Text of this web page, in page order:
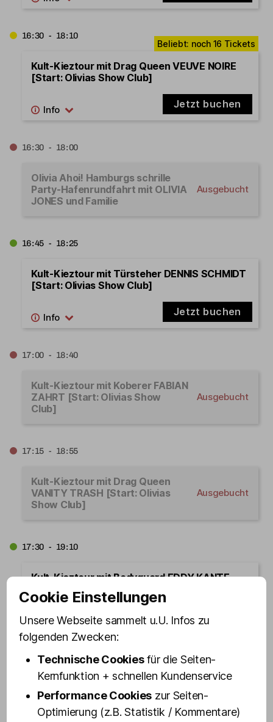
16:30 - 18:10
Kult-Kieztour mit Drag Queen VEUVE NOIRE
[Start: Olivias Show Club]
Jetzt buchen
16:30 - 18:00
Olivia Ahoi! Hamburgs schrille
Party-Hafenrundfahrt mit OLIVIA
JONES und Familie
Ausgebucht
16:45 - 18:25
Kult-Kieztour mit Türsteher DENNIS SCHMIDT
[Start: Olivias Show Club]
Jetzt buchen
17:00 - 18:40
Kult-Kieztour mit Koberer FABIAN
ZAHRT [Start: Olivias Show
Club]
Ausgebucht
17:15 - 18:55
Kult-Kieztour mit Drag Queen
VANITY TRASH [Start: Olivias
Show Club]
Ausgebucht
17:30 - 19:10
Kult-Kieztour mit Bodyguard EDDY KANTE
[Start: Olivias Show Club]
Jetzt buchen
17:45 - 19:25
Kult-Kieztour mit »Doc« EVA
DECKER - St. Pauli classic [Start:
Schmuckstr. 9]
Ausgebucht
Cookie Einstellungen
Unsere Webseite sammelt u.U. Infos zu
folgenden Zwecken:
Technische Cookiesfür die Seiten-
Kernfunktion + schnellen Kundenservice
Performance Cookies zur Seiten-
Optimierung (z.B. Statistik / Kommentare)